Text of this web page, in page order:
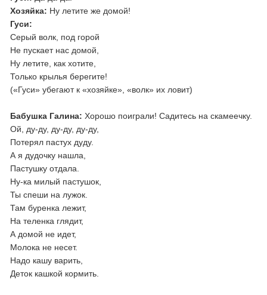
Хозяйка: Ну летите же домой!
Гуси:
Серый волк, под горой
Не пускает нас домой,
Ну летите, как хотите,
Только крылья берегите!
(«Гуси» убегают к «хозяйке», «волк» их ловит)
Бабушка Галина:Хорошо поиграли! Садитесь на скамеечку.
Ой, ду-ду, ду-ду, ду-ду,
Потерял пастух дуду.
А я дудочку нашла,
Пастушку отдала.
Ну-ка милый пастушок,
Ты спеши на лужок.
Там буренка лежит,
На теленка глядит,
А домой не идет,
Молока не несет.
Надо кашу варить,
Деток кашкой кормить.